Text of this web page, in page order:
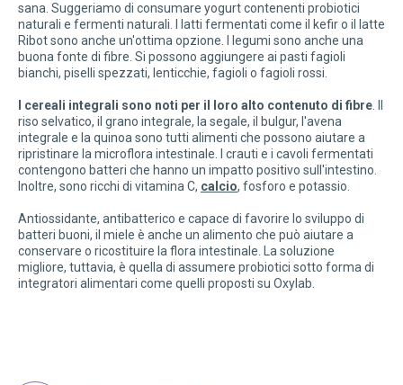
sana. Suggeriamo di consumare yogurt contenenti probiotici
naturali e fermenti naturali. I latti fermentati come il kefir o il latte
Ribot sono anche un'ottima opzione. I legumi sono anche una
buona fonte di fibre. Si possono aggiungere ai pasti fagioli
bianchi, piselli spezzati, lenticchie, fagioli o fagioli rossi.
I cereali integrali sono noti per il loro alto contenuto di fibre
riso selvatico, il grano integrale, la segale, il bulgur, l'avena
integrale e la quinoa sono tutti alimenti che possono aiutare a
ripristinare la microflora intestinale. I crauti e i cavoli fermentati
contengono batteri che hanno un impatto positivo sull'intestino.
Inoltre, sono ricchi di vitamina C, calcio, fosforo e potassio.
Antiossidante, antibatterico e capace di favorire lo sviluppo di
batteri buoni, il miele è anche un alimento che può aiutare a
conservare o ricostituire la flora intestinale. La soluzione
migliore, tuttavia, è quella di assumere probiotici sotto forma di
integratori alimentari come quelli proposti su Oxylab.